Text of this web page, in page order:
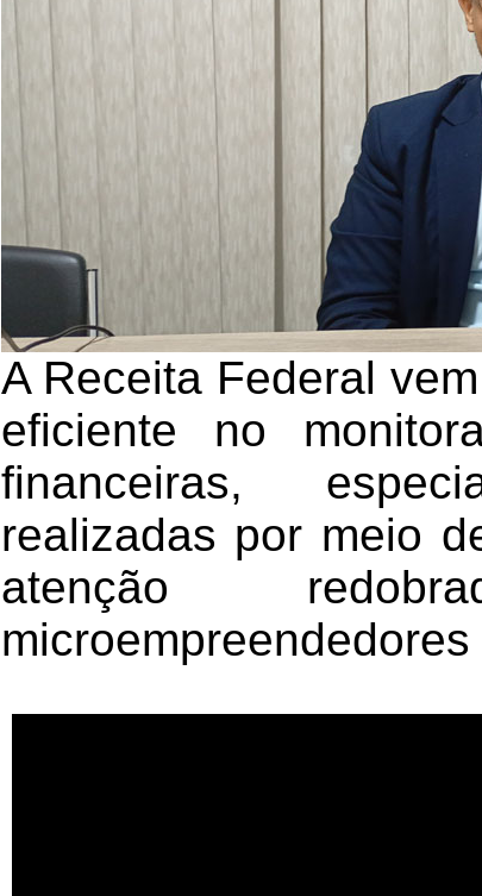
A Receita Federal
eficiente no
financeiras,
realizadas por meio
atenção